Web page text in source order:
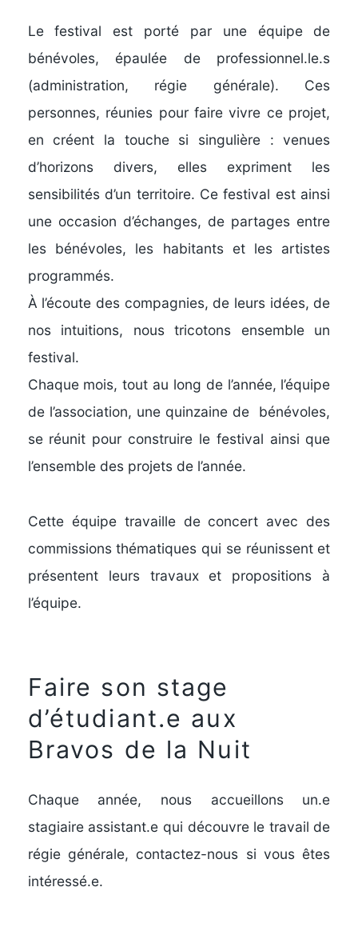
Le festival est porté par une équipe de
bénévoles, épaulée de professionnel.le.s
(administration, régie générale). Ces
personnes, réunies pour faire vivre ce projet,
en créent la touche si singulière : venues
d’horizons divers, elles expriment les
sensibilités d’un territoire. Ce festival est ainsi
une occasion d’échanges, de partages entre
les bénévoles, les habitants et les artistes
programmés.
À l’écoute des compagnies, de leurs idées, de
nos intuitions, nous tricotons ensemble un
festival.
Chaque mois, tout au long de l’année, l’équipe
de l’association, une quinzaine de bénévoles,
se réunit pour construire le festival ainsi que
l’ensemble des projets de l’année.
Cette équipe travaille de concert avec des
commissions thématiques qui se réunissent et
présentent leurs travaux et propositions à
l’équipe.
Faire son stage
d’étudiant.e aux
Bravos de la Nuit
Chaque année, nous accueillons un.e
stagiaire assistant.e qui découvre le travail de
régie générale, contactez-nous si vous êtes
intéressé.e.